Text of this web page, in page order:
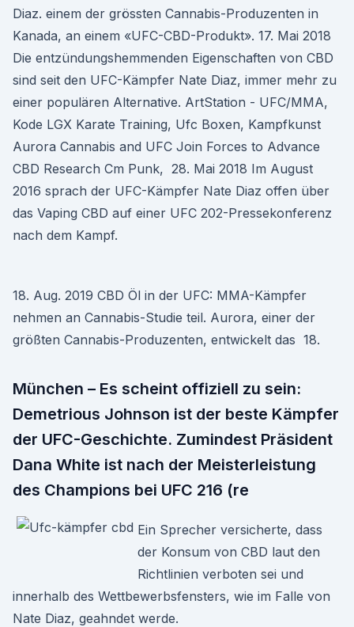
Diaz. einem der grössten Cannabis-Produzenten in
Kanada, an einem «UFC-CBD-Produkt». 17. Mai 2018
Die entzündungshemmenden Eigenschaften von CBD
sind seit den UFC-Kämpfer Nate Diaz, immer mehr zu
einer populären Alternative. ArtStation - UFC/MMA,
Kode LGX Karate Training, Ufc Boxen, Kampfkunst
Aurora Cannabis and UFC Join Forces to Advance
CBD Research Cm Punk, 28. Mai 2018 Im August
2016 sprach der UFC-Kämpfer Nate Diaz offen über
das Vaping CBD auf einer UFC 202-Pressekonferenz
nach dem Kampf.
18. Aug. 2019 CBD Öl in der UFC: MMA-Kämpfer
nehmen an Cannabis-Studie teil. Aurora, einer der
größten Cannabis-Produzenten, entwickelt das 18.
München – Es scheint offiziell zu sein:
Demetrious Johnson ist der beste Kämpfer
der UFC-Geschichte. Zumindest Präsident
Dana White ist nach der Meisterleistung
des Champions bei UFC 216 (re
Ein Sprecher versicherte, dass
der Konsum von CBD laut den
Richtlinien verboten sei und
innerhalb des Wettbewerbsfensters, wie im Falle von
Nate Diaz, geahndet werde.